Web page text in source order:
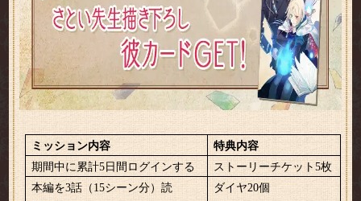
ミッション内容
特典内容
期間中に累計5日間ログインする
ストーリーチケット5枚
本編を3話（15シーン分）読
ダイヤ20個